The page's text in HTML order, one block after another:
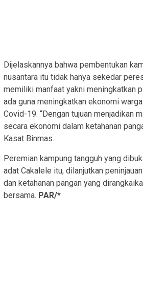
Dijelaskannya bahwa pembentukan
nusantara itu tidak hanya sekedar
memiliki manfaat yakni meningkatkan
ada guna meningkatkan ekonomi
Covid-19. “Dengan tujuan menjadikan
secara ekonomi dalam ketahanan
Kasat Binmas.
Peremian kampung tangguh yang
adat Cakalele itu, dilanjutkan
dan ketahanan pangan yang
bersama. PAR/*